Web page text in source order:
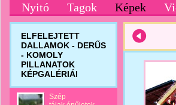
Nyitó Tagok Képek
ELFELEJTETT
DALLAMOK - DERŰS
- KOMOLY
PILLANATOK
KÉPGALÉRIÁI
Szép